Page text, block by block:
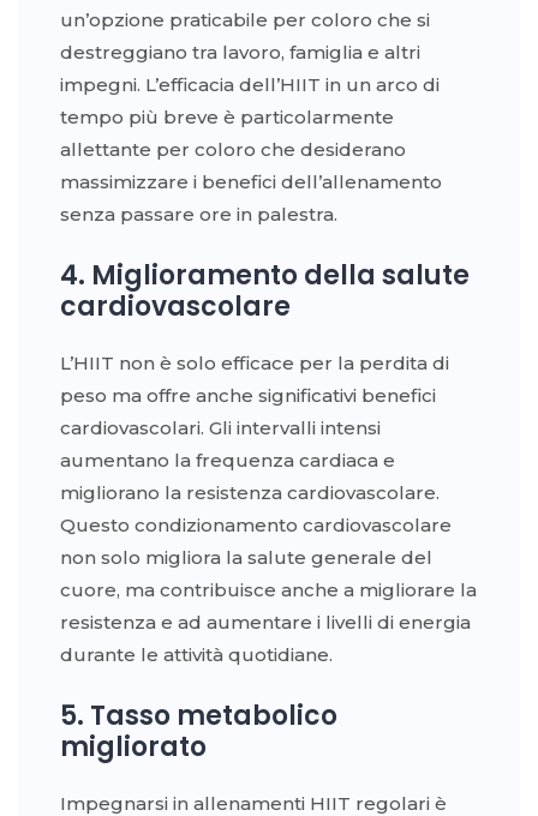
un’opzione praticabile per coloro che si
destreggiano tra lavoro, famiglia e altri
impegni. L’efficacia dell’HIIT in un arco di
tempo più breve è particolarmente
allettante per coloro che desiderano
massimizzare i benefici dell’allenamento
senza passare ore in palestra.
4. Miglioramento della salute
cardiovascolare
L’HIIT non è solo efficace per la perdita di
peso ma offre anche significativi benefici
cardiovascolari. Gli intervalli intensi
aumentano la frequenza cardiaca e
migliorano la resistenza cardiovascolare.
Questo condizionamento cardiovascolare
non solo migliora la salute generale del
cuore, ma contribuisce anche a migliorare la
resistenza e ad aumentare i livelli di energia
durante le attività quotidiane.
5. Tasso metabolico
migliorato
Impegnarsi in allenamenti HIIT regolari è